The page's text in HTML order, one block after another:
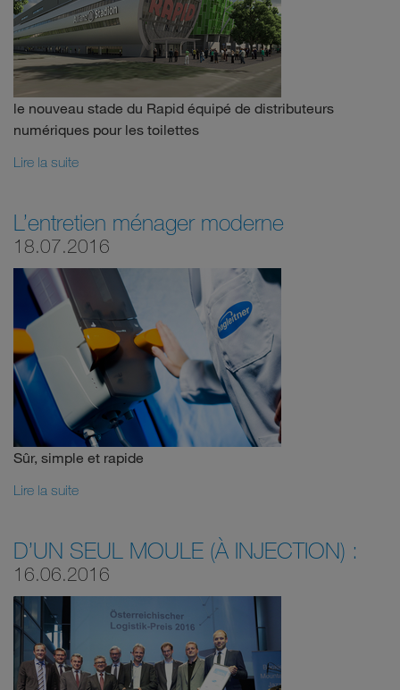
le nouveau stade du Rapid équipé de distributeurs
numériques pour les toilettes
Lire la suite
L’entretien ménager moderne
18.07.2016
Sûr, simple et rapide
Lire la suite
D’UN SEUL MOULE (À INJECTION) :
16.06.2016